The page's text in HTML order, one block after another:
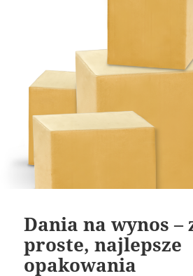
Dania na wynos –
proste, najlepsze
opakowania